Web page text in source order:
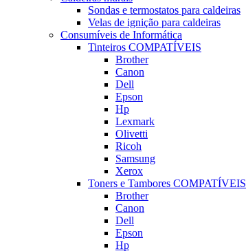
Sondas e termostatos para caldeiras
Velas de ignição para caldeiras
Consumíveis de Informática
Tinteiros COMPATÍVEIS
Brother
Canon
Dell
Epson
Hp
Lexmark
Olivetti
Ricoh
Samsung
Xerox
Toners e Tambores COMPATÍVEIS
Brother
Canon
Dell
Epson
Hp